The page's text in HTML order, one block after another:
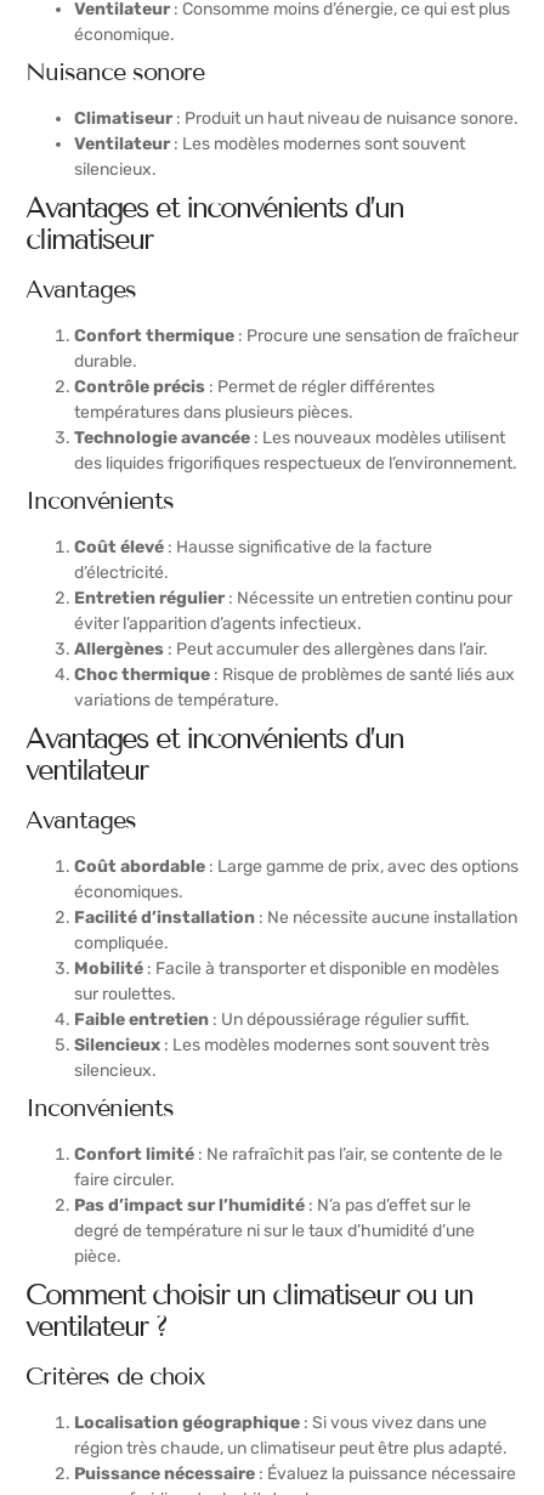
Ventilateur: Consomme moins d’énergie, ce qui est plus
économique.
Nuisance sonore
Climatiseur: Produit un haut niveau de nuisance sonore.
Ventilateur: Les modèles modernes sont souvent
silencieux.
Avantages et inconvénients d’un
climatiseur
Avantages
Confort thermique : Procure une sensation de fraîcheur
durable.
Contrôle précis : Permet de régler différentes
températures dans plusieurs pièces.
Technologie avancée : Les nouveaux modèles utilisent
des liquides frigorifiques respectueux de l’environnement.
Inconvénients
Coût élevé : Hausse significative de la facture
d’électricité.
Entretien régulier: Nécessite un entretien continu pour
éviter l’apparition d’agents infectieux.
Allergènes : Peut accumuler des allergènes dans l’air.
Choc thermique : Risque de problèmes de santé liés aux
variations de température.
Avantages et inconvénients d’un
ventilateur
Avantages
Coût abordable : Large gamme de prix, avec des options
économiques.
Facilité d’installation : Ne nécessite aucune installation
compliquée.
Mobilité : Facile à transporter et disponible en modèles
sur roulettes.
Faible entretien : Un dépoussiérage régulier suffit.
Silencieux : Les modèles modernes sont souvent très
silencieux.
Inconvénients
Confort limité : Ne rafraîchit pas l’air, se contente de le
faire circuler.
Pas d’impact sur l’humidité : N’a pas d’effet sur le
degré de température ni sur le taux d’humidité d’une
pièce.
Comment choisir un climatiseur ou un
ventilateur ?
Critères de choix
Localisation géographique : Si vous vivez dans une
région très chaude, un climatiseur peut être plus adapté.
Puissance nécessaire : Évaluez la puissance nécessaire